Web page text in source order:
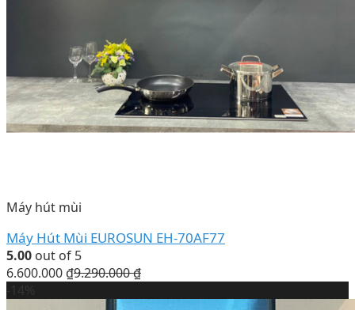
Máy hút mùi
Máy Hút Mùi EUROSUN EH-70AF77
5.00 out of 5
6.600.000 ₫9.290.000₫